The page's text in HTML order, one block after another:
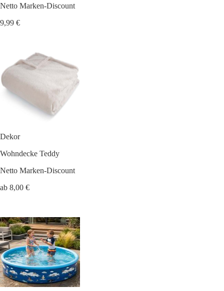
Netto Marken-Discount
9,99 €
Dekor
Wohndecke Teddy
Netto Marken-Discount
ab 8,00 €